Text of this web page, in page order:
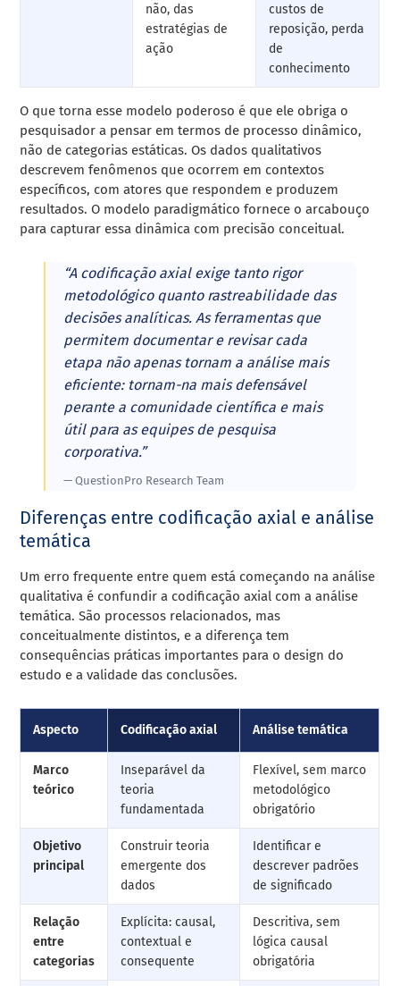
não, das
estratégias de
ação
custos de
reposição, perda
de
conhecimento
O que torna esse modelo poderoso é que ele obriga o
pesquisador a pensar em termos de processo dinâmico,
não de categorias estáticas. Os dados qualitativos
descrevem fenômenos que ocorrem em contextos
específicos, com atores que respondem e produzem
resultados. O modelo paradigmático fornece o arcabouço
para capturar essa dinâmica com precisão conceitual.
“A codificação axial exige tanto rigor
metodológico quanto rastreabilidade das
decisões analíticas. As ferramentas que
permitem documentar e revisar cada
etapa não apenas tornam a análise mais
eficiente: tornam-na mais defensável
perante a comunidade científica e mais
útil para as equipes de pesquisa
corporativa.”
— QuestionPro Research Team
Diferenças entre codificação axial e análise
temática
Um erro frequente entre quem está começando na análise
qualitativa é confundir a codificação axial com a análise
temática. São processos relacionados, mas
conceitualmente distintos, e a diferença tem
consequências práticas importantes para o design do
estudo e a validade das conclusões.
Aspecto Codificação axial Análise temática
Marco
teórico
Inseparável da
teoria
fundamentada
Flexível, sem marco
metodológico
obrigatório
Objetivo
principal
Construir teoria
emergente dos
dados
Identificar e
descrever padrões
de significado
Relação
entre
categorias
Explícita: causal,
contextual e
consequente
Descritiva, sem
lógica causal
obrigatória